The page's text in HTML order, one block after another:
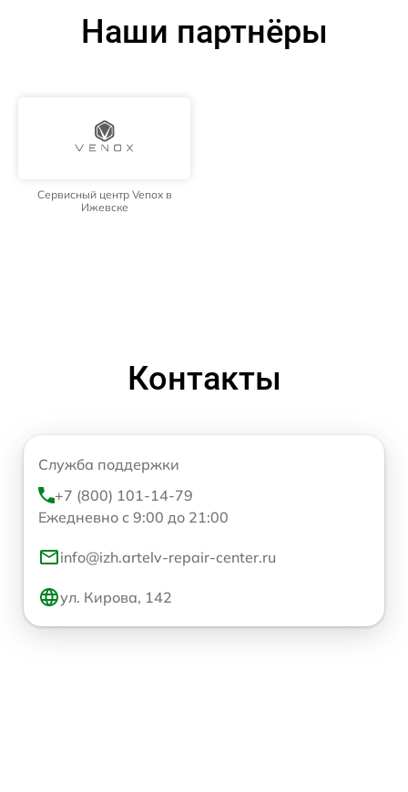
Наши партнёры
Сервисный центр Venox в
Ижевске
Контакты
Служба поддержки
+7 (800) 101-14-79
Ежедневно с 9:00 до 21:00
info@izh.artelv-repair-center.ru
ул. Кирова, 142